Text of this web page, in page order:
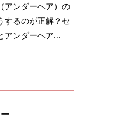
アンダーヘア）の
するのが正解？セ
アンダーヘア...